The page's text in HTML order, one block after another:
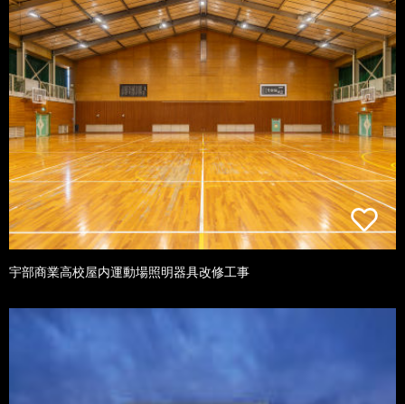
宇部商業高校屋内運動場照明器具改修工事